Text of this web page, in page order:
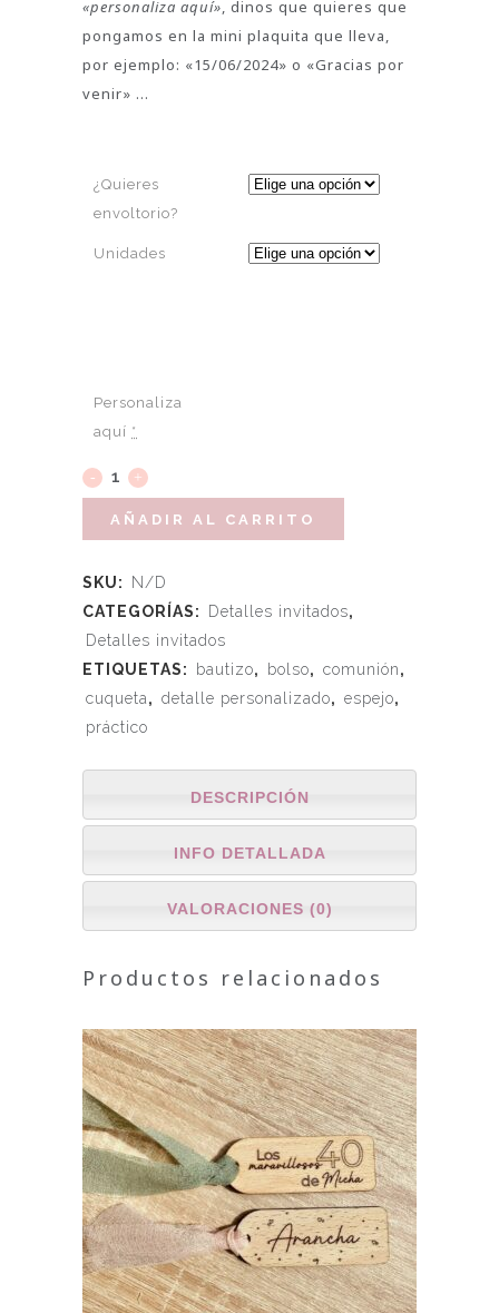
«personaliza aquí», dinos que quieres que
pongamos en la mini plaquita que lleva,
por ejemplo: «15/06/2024» o «Gracias por
venir» …
¿Quieres
envoltorio?
Unidades
Personaliza
aquí *
AÑADIR AL CARRITO
SKU:
N/D
CATEGORÍAS:
Detalles invitados,
Detalles invitados
ETIQUETAS:
bautizo, bolso, comunión,
cuqueta, detalle personalizado, espejo,
práctico
DESCRIPCIÓN
INFO DETALLADA
VALORACIONES (0)
Productos relacionados